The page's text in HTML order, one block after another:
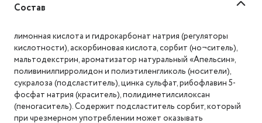
Состав
лимонная кислота и гидрокарбонат натрия (регуляторы
кислотности), аскорбиновая кислота, сорбит (но¬ситель),
мальтодекстрин, ароматизатор натуральный «Апельсин»,
поливинилпирролидон и полиэтиленгликоль (носители),
сукралоза (подсластитель), цинка сульфат, рибофлавин 5-
фосфат натрия (краситель), полидиметилсилоксан
(пеногаситель). Содержит подсластитель сорбит, который
при чрезмерном употреблении может оказывать